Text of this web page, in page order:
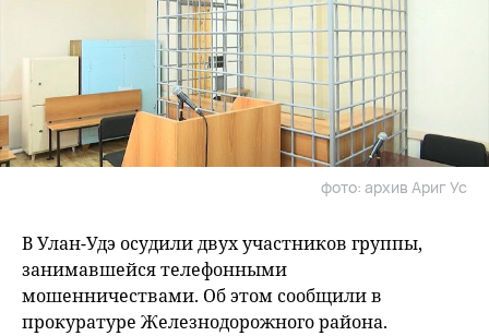
фото: архив Ариг Ус
В Улан-Удэ осудили двух участников группы,
занимавшейся телефонными
мошенничествами. Об этом сообщили в
прокуратуре Железнодорожного района.